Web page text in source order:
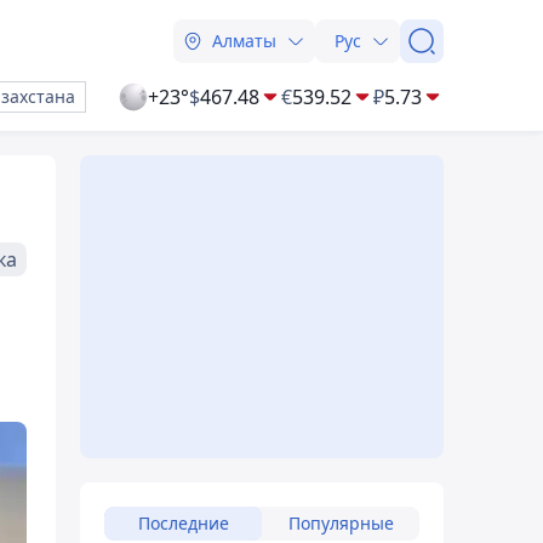
Алматы Рус
+23°$467.48 €539.52 ₽5.73
Последние Популярные